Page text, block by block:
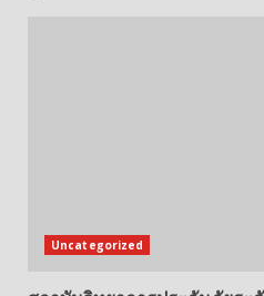
Uncategorized